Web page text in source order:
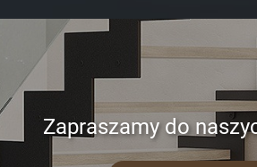
Zapraszamy do